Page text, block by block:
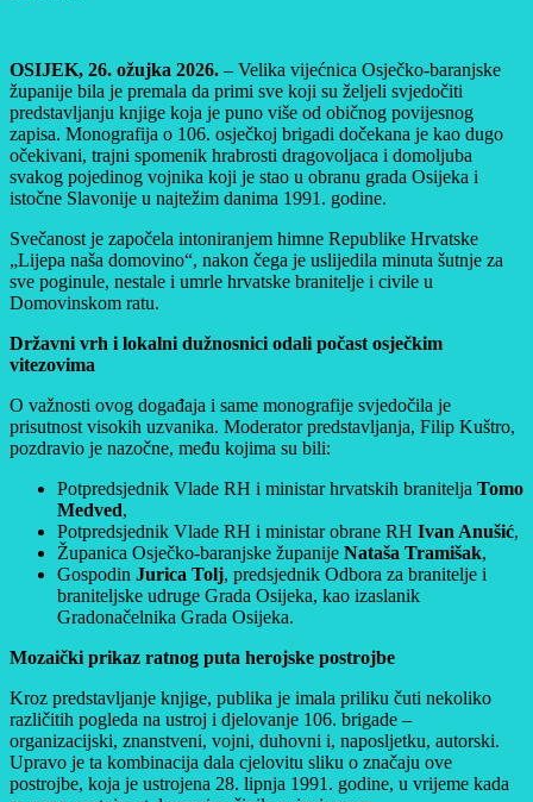
OSIJEK, 26. ožujka 2026. – Velika vijećnica Osječko-baranjske
županije bila je premala da primi sve koji su željeli svjedočiti
predstavljanju knjige koja je puno više od običnog povijesnog
zapisa. Monografija o 106. osječkoj brigadi dočekana je kao dugo
očekivani, trajni spomenik hrabrosti dragovoljaca i domoljuba
svakog pojedinog vojnika koji je stao u obranu grada Osijeka i
istočne Slavonije u najtežim danima 1991. godine.
Svečanost je započela intoniranjem himne Republike Hrvatske
„Lijepa naša domovino“, nakon čega je uslijedila minuta šutnje za
sve poginule, nestale i umrle hrvatske branitelje i civile u
Domovinskom ratu.
Državni vrh i lokalni dužnosnici odali počast osječkim
vitezovima
O važnosti ovog događaja i same monografije svjedočila je
prisutnost visokih uzvanika. Moderator predstavljanja, Filip Kuštro,
pozdravio je nazočne, među kojima su bili:
Potpredsjednik Vlade RH i ministar hrvatskih branitelja Tomo
Medved,
Potpredsjednik Vlade RH i ministar obrane RH Ivan Anušić,
Županica Osječko-baranjske županije Nataša Tramišak,
Gospodin Jurica Tolj, predsjednik Odbora za branitelje i
braniteljske udruge Grada Osijeka, kao izaslanik
Gradonačelnika Grada Osijeka.
Mozaički prikaz ratnog puta herojske postrojbe
Kroz predstavljanje knjige, publika je imala priliku čuti nekoliko
različitih pogleda na ustroj i djelovanje 106. brigade –
organizacijski, znanstveni, vojni, duhovni i, naposljetku, autorski.
Upravo je ta kombinacija dala cjelovitu sliku o značaju ove
postrojbe, koja je ustrojena 28. lipnja 1991. godine, u vrijeme kada